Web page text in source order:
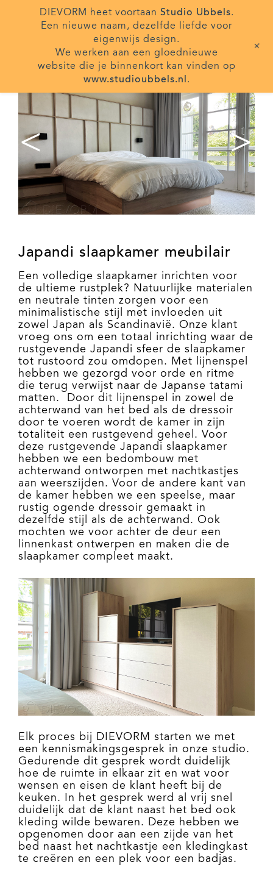
< >
Japandi slaapkamer meubilair
Een volledige slaapkamer inrichten voor
de ultieme rustplek? Natuurlijke materialen
en neutrale tinten zorgen voor een
minimalistische stijl met invloeden uit
zowel Japan als Scandinavië. Onze klant
vroeg ons om een totaal inrichting waar de
rustgevende Japandi sfeer de slaapkamer
tot rustoord zou omdopen. Met lijnenspel
hebben we gezorgd voor orde en ritme
die terug verwijst naar de Japanse tatami
matten. Door dit lijnenspel in zowel de
achterwand van het bed als de dressoir
door te voeren wordt de kamer in zijn
totaliteit een rustgevend geheel. Voor
deze rustgevende Japandi slaapkamer
hebben we een bedombouw met
achterwand ontworpen met nachtkastjes
aan weerszijden. Voor de andere kant van
de kamer hebben we een speelse, maar
rustig ogende dressoir gemaakt in
dezelfde stijl als de achterwand. Ook
mochten we voor achter de deur een
linnenkast ontwerpen en maken die de
slaapkamer compleet maakt.
Elk proces bij DIEVORM starten we met
een kennismakingsgesprek in onze studio.
Gedurende dit gesprek wordt duidelijk
hoe de ruimte in elkaar zit en wat voor
wensen en eisen de klant heeft bij de
keuken. In het gesprek werd al vrij snel
duidelijk dat de klant naast het bed ook
kleding wilde bewaren. Deze hebben we
opgenomen door aan een zijde van het
bed naast het nachtkastje een kledingkast
te creëren en een plek voor een badjas.
DIEVORM heet voortaan Studio Ubbels.
Een nieuwe naam, dezelfde liefde voor
eigenwijs design.
We werken aan een gloednieuwe
website die je binnenkort kan vinden op
www.studioubbels.nl .
+